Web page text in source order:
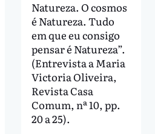
Natureza. O cosmos
é Natureza. Tudo
em que eu consigo
pensar é Natureza”.
(Entrevista a Maria
Victoria Oliveira,
Revista Casa
Comum, nª 10, pp.
20 a 25).